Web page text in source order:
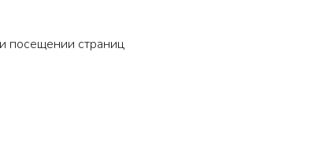
посещении страниц